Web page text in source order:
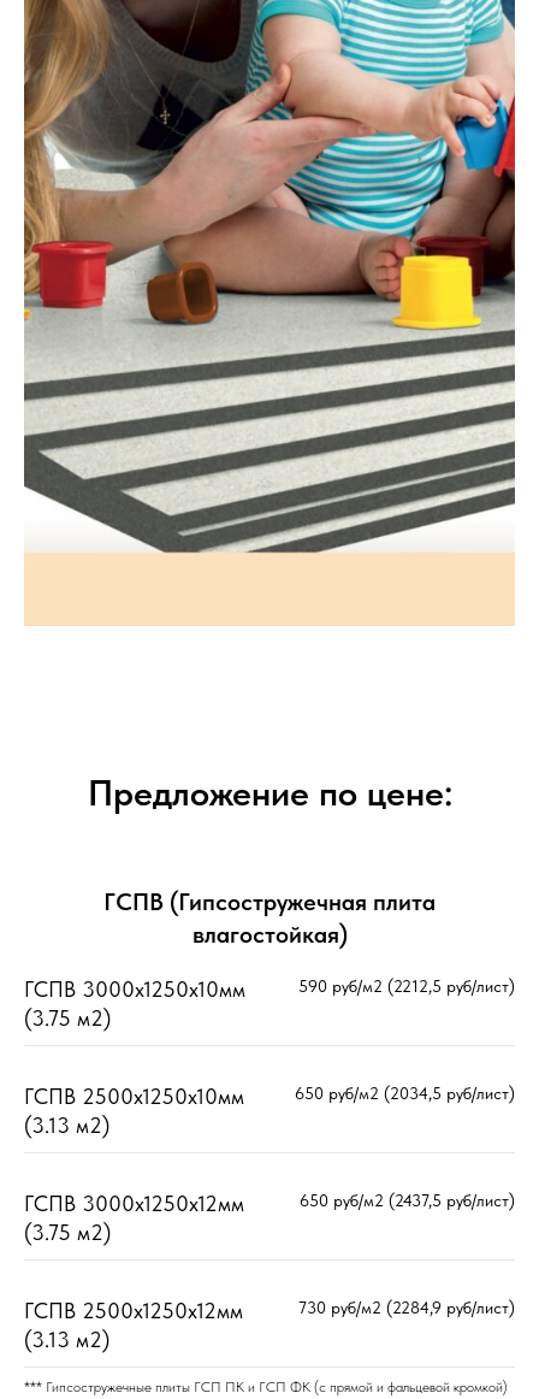
Предложение по цене:
ГСПВ (Гипсостружечная плита
влагостойкая)
ГСПВ 3000х1250х10мм
(3.75 м2)
590 руб/м2 (2212,5 руб/лист)
ГСПВ 2500х1250х10мм
(3.13 м2)
650 руб/м2 (2034,5 руб/лист)
ГСПВ 3000х1250х12мм
(3.75 м2)
650 руб/м2 (2437,5 руб/лист)
ГСПВ 2500х1250х12мм
(3.13 м2)
730 руб/м2 (2284,9 руб/лист)
*** Гипсостружечные плиты ГСП ПК и ГСП ФК (с прямой и фальцевой кромкой)